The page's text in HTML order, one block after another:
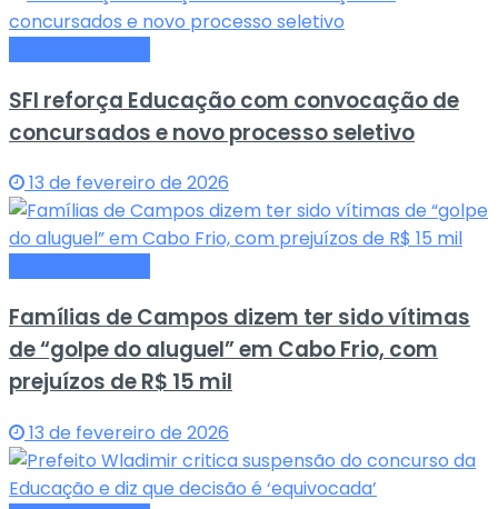
SFI reforça Educação com convocação de
concursados e novo processo seletivo
13 de fevereiro de 2026
Famílias de Campos dizem ter sido vítimas
de “golpe do aluguel” em Cabo Frio, com
prejuízos de R$ 15 mil
13 de fevereiro de 2026